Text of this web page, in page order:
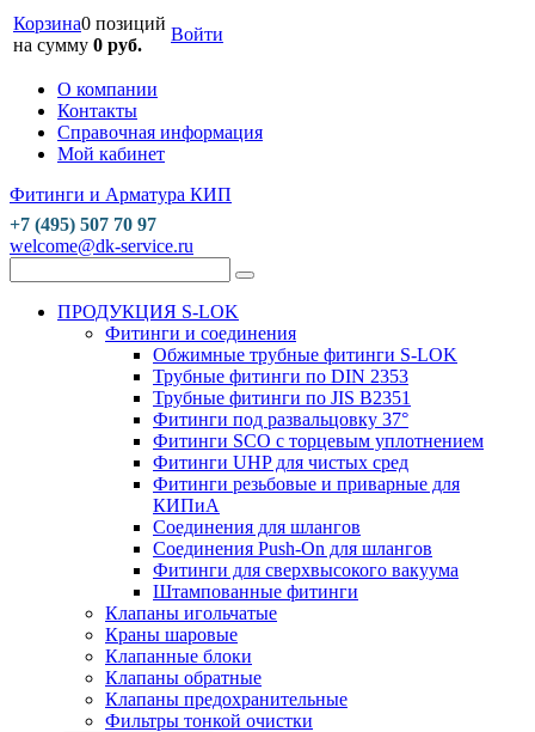
Корзина0 позиций
на сумму 0 руб.
Войти
О компании
Контакты
Справочная информация
Мой кабинет
Фитинги и Арматура КИП
+7 (495) 507 70 97
welcome@dk-service.ru
ПРОДУКЦИЯ S-LOK
Фитинги и соединения
Обжимные трубные фитинги S-LOK
Трубные фитинги по DIN 2353
Трубные фитинги по JIS B2351
Фитинги под развальцовку 37°
Фитинги SCO с торцевым уплотнением
Фитинги UHP для чистых сред
Фитинги резьбовые и приварные для
КИПиА
Соединения для шлангов
Соединения Push-On для шлангов
Фитинги для сверхвысокого вакуума
Штампованные фитинги
Клапаны игольчатые
Краны шаровые
Клапанные блоки
Клапаны обратные
Клапаны предохранительные
Фильтры тонкой очистки